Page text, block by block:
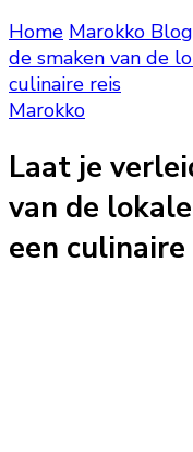
Home Marokko Blog
de smaken van de
culinaire reis
Marokko
Laat je
van de
een culinaire